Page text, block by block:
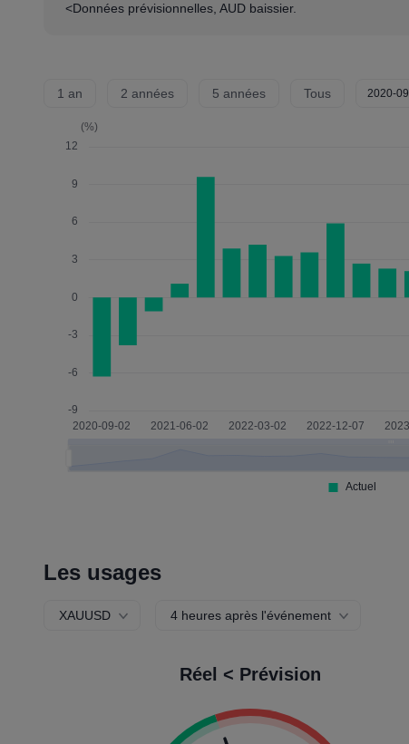
<Données prévisionnelles, AUD baissier.
1 an 2 années 5 années Tous
Les usages
XAUUSD 4 heures après l'événement
Réel < Prévision